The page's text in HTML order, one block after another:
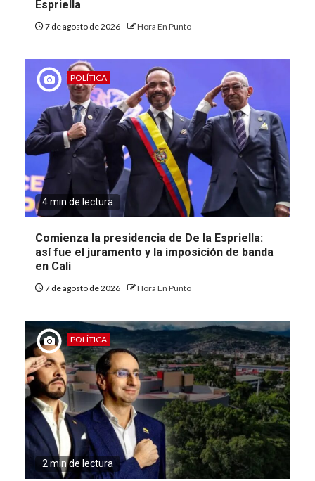
Espriella
7 de agosto de 2026 Hora En Punto
POLÍTICA
4 min de lectura
Comienza la presidencia de De la Espriella:
así fue el juramento y la imposición de banda
en Cali
7 de agosto de 2026 Hora En Punto
POLÍTICA
2 min de lectura